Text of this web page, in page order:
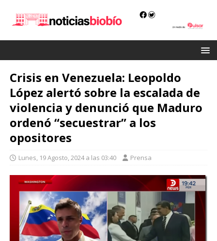
Crisis en Venezuela: Leopoldo
López alertó sobre la escalada de
violencia y denunció que Maduro
ordenó “secuestrar” a los
opositores
Lunes, 19 Agosto, 2024 a las 03:40 Prensa